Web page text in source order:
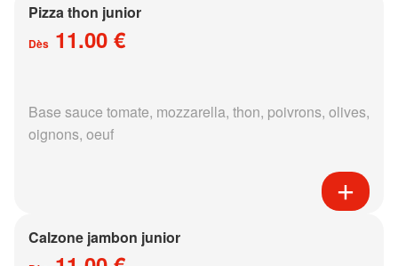
Pizza thon junior
Dès 11.00 €
Base sauce tomate, mozzarella, thon, poivrons, olives,
oignons, oeuf
Calzone jambon junior